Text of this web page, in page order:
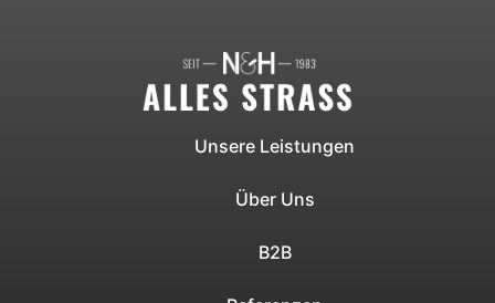
Unsere Leistungen
Über Uns
B2B